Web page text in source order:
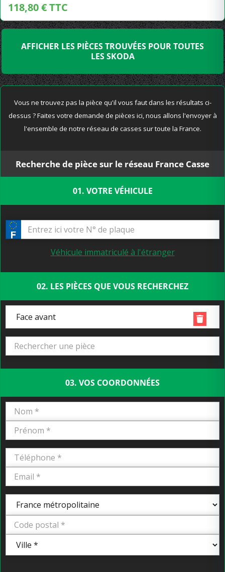
118,80 € TTC
AFFICHER LES PIÈCES TROUVÉES POUR TOUTES
LES SKODA
Vous ne trouvez pas la pièce qu'il vous faut dans les résultats ci-
dessus ? Faites votre demande de pièces ici, nous allons l'envoyer à
l'ensemble de notre réseau de casses sur toute la France.
Recherche de pièce sur le réseau France Casse
01. VOTRE VÉHICULE
Véhicule immatriculé à l'étranger
02. LES PIÈCES QUE VOUS RECHERCHEZ
Face avant
03. VOS COORDONNÉES